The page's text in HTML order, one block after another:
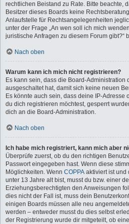
rechtlichen Beistand zu Rate. Bitte beachte,
Besitzer dieses Boards keine
Anlaufstelle für Rechtsangelegenheiten
unter der Frage „An wen soll ich mich
juristische Anfragen zu diesem Forum gibt?“
Nach oben
Warum kann ich mich nicht registrieren?
Es kann sein, dass die Board-Administration
ausgeschaltet hat, damit sich keine neuen
Es könnte auch sein, dass deine IP-Adresse
du dich registrieren möchtest, gesperrt
dich an die Board-Administration.
Nach oben
Ich habe mich registriert, kann mich aber
Überprüfe zuerst, ob du den richtigen
Passwort eingegeben hast. Wenn diese
Möglichkeiten. Wenn COPPA aktiviert ist und
unter 13 Jahre alt bist, musst du bzw. einer
Erziehungsberechtigten den Anweisungen
dies nicht der Fall ist, muss dein
einigen Boards müssen alle neu
werden – entweder musst du dies selbst
der Registrierung wurde dir mitgeteilt, ob